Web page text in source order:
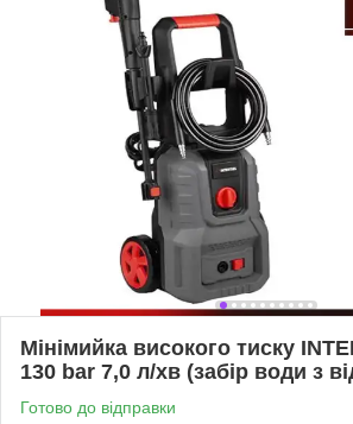
Мінімийка високого тиску
130 bar 7,0 л/хв (забір води з
Готово до відправки